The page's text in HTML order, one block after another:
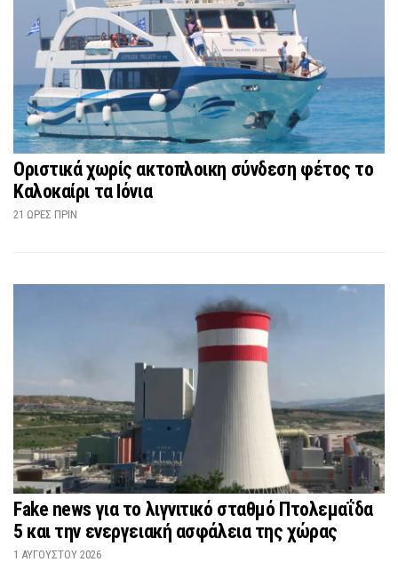
Οριστικά χωρίς ακτοπλοικη σύνδεση φέτος το
Καλοκαίρι τα Ιόνια
21 ΏΡΕΣ ΠΡΙΝ
Fake news για το λιγνιτικό σταθμό Πτολεμαΐδα
5 και την ενεργειακή ασφάλεια της χώρας
1 ΑΥΓΟΎΣΤΟΥ 2026